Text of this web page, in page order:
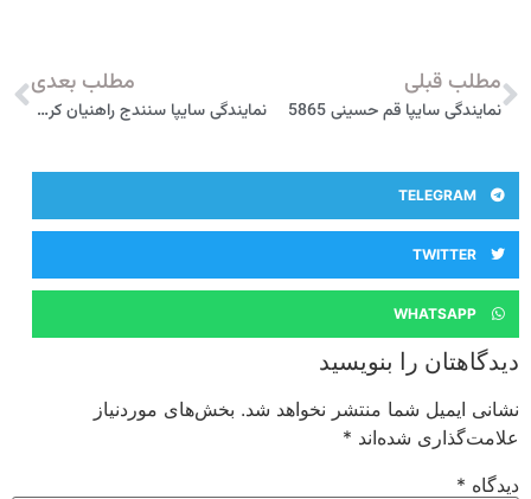
مطلب قبلی
نمایندگی سایپا قم حسینی 5865
مطلب بعدی
نمایندگی سایپا سنندج راهنيان کردستان 2155
TELEGRAM
TWITTER
WHATSAPP
دیدگاهتان را بنویسید
نشانی ایمیل شما منتشر نخواهد شد. بخش‌های موردنیاز
علامت‌گذاری شده‌اند*
دیدگاه*